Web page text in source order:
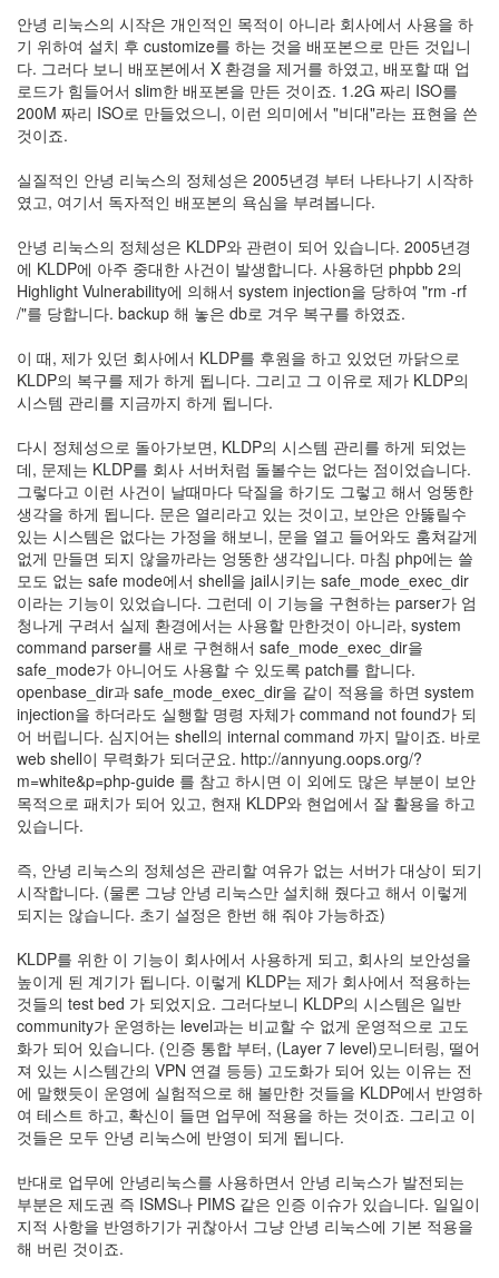
안녕 리눅스의 시작은 개인적인 목적이 아니라 회사에서 사용을 하
기 위하여 설치 후 customize를 하는 것을 배포본으로 만든 것입니
다. 그러다 보니 배포본에서 X 환경을 제거를 하였고, 배포할 때 업
로드가 힘들어서 slim한 배포본을 만든 것이죠. 1.2G 짜리 ISO를
200M 짜리 ISO로 만들었으니, 이런 의미에서 "비대"라는 표현을 쓴
것이죠.
실질적인 안녕 리눅스의 정체성은 2005년경 부터 나타나기 시작하
였고, 여기서 독자적인 배포본의 욕심을 부려봅니다.
안녕 리눅스의 정체성은 KLDP와 관련이 되어 있습니다. 2005년경
에 KLDP에 아주 중대한 사건이 발생합니다. 사용하던 phpbb 2의
Highlight Vulnerability에 의해서 system injection을 당하여 "rm -rf
/"를 당합니다. backup 해 놓은 db로 겨우 복구를 하였죠.
이 때, 제가 있던 회사에서 KLDP를 후원을 하고 있었던 까닭으로
KLDP의 복구를 제가 하게 됩니다. 그리고 그 이유로 제가 KLDP의
시스템 관리를 지금까지 하게 됩니다.
다시 정체성으로 돌아가보면, KLDP의 시스템 관리를 하게 되었는
데, 문제는 KLDP를 회사 서버처럼 돌볼수는 없다는 점이었습니다.
그렇다고 이런 사건이 날때마다 닥질을 하기도 그렇고 해서 엉뚱한
생각을 하게 됩니다. 문은 열리라고 있는 것이고, 보안은 안뚫릴수
있는 시스템은 없다는 가정을 해보니, 문을 열고 들어와도 훔쳐갈게
없게 만들면 되지 않을까라는 엉뚱한 생각입니다. 마침 php에는 쓸
모도 없는 safe mode에서 shell을 jail시키는 safe_mode_exec_dir
이라는 기능이 있었습니다. 그런데 이 기능을 구현하는 parser가 엄
청나게 구려서 실제 환경에서는 사용할 만한것이 아니라, system
command parser를 새로 구현해서 safe_mode_exec_dir을
safe_mode가 아니어도 사용할 수 있도록 patch를 합니다.
openbase_dir과 safe_mode_exec_dir을 같이 적용을 하면 system
injection을 하더라도 실행할 명령 자체가 command not found가 되
어 버립니다. 심지어는 shell의 internal command 까지 말이죠. 바로
web shell이 무력화가 되더군요. http://annyung.oops.org/?
m=white&p=php-guide 를 참고 하시면 이 외에도 많은 부분이 보안
목적으로 패치가 되어 있고, 현재 KLDP와 현업에서 잘 활용을 하고
있습니다.
즉, 안녕 리눅스의 정체성은 관리할 여유가 없는 서버가 대상이 되기
시작합니다. (물론 그냥 안녕 리눅스만 설치해 줬다고 해서 이렇게
되지는 않습니다. 초기 설정은 한번 해 줘야 가능하죠)
KLDP를 위한 이 기능이 회사에서 사용하게 되고, 회사의 보안성을
높이게 된 계기가 됩니다. 이렇게 KLDP는 제가 회사에서 적용하는
것들의 test bed 가 되었지요. 그러다보니 KLDP의 시스템은 일반
community가 운영하는 level과는 비교할 수 없게 운영적으로 고도
화가 되어 있습니다. (인증 통합 부터, (Layer 7 level)모니터링, 떨어
져 있는 시스템간의 VPN 연결 등등) 고도화가 되어 있는 이유는 전
에 말했듯이 운영에 실험적으로 해 볼만한 것들을 KLDP에서 반영하
여 테스트 하고, 확신이 들면 업무에 적용을 하는 것이죠. 그리고 이
것들은 모두 안녕 리눅스에 반영이 되게 됩니다.
반대로 업무에 안녕리눅스를 사용하면서 안녕 리눅스가 발전되는
부분은 제도권 즉 ISMS나 PIMS 같은 인증 이슈가 있습니다. 일일이
지적 사항을 반영하기가 귀찮아서 그냥 안녕 리눅스에 기본 적용을
해 버린 것이죠.